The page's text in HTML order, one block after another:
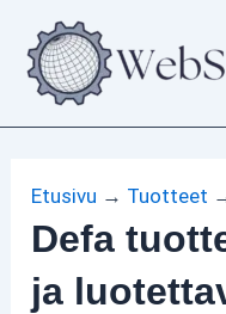
sisältöön
Etusivu → Tuotteet
Defa
ja